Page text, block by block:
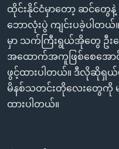
ရှာဖွေ
ရန်
နေရာ
သို့
ကျော်
ရန်
ဘာသာစကားများ
ထိုင်းနိုင်ငံမှာတော့ ဆင်တွေနဲ့
ဘောလုံးပွဲ ကျင်းပခဲ့ပါတ
မှာ သက်ကြီးရွယ်အိုတွေ ဦး
အထောက်အကူဖြစ်စေအော
ဖွင့်ထားပါတယ်။ ဒီလိုဆိုရှယ်
မိနစ်သတင်းတိုလေးတွေကို
ထားပါတယ်။